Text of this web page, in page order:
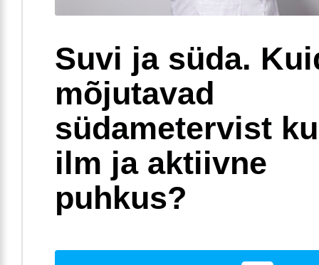
Suvi ja süda.
mõjutavad
südametervist
ilm ja aktiivne
puhkus?